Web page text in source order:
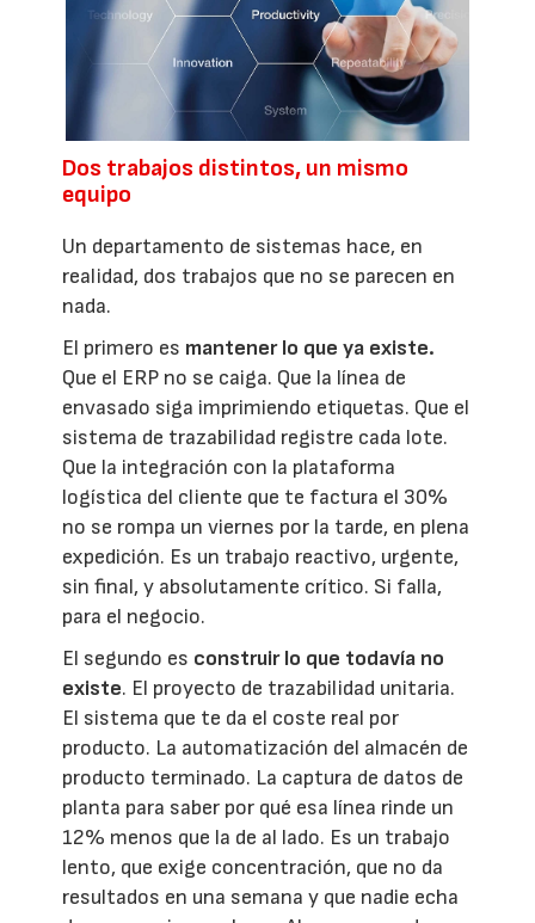
Dos trabajos distintos, un mismo
equipo
Un departamento de sistemas hace, en
realidad, dos trabajos que no se parecen en
nada.
El primero es mantener lo que ya existe.
Que el ERP no se caiga. Que la línea de
envasado siga imprimiendo etiquetas. Que el
sistema de trazabilidad registre cada lote.
Que la integración con la plataforma
logística del cliente que te factura el 30%
no se rompa un viernes por la tarde, en plena
expedición. Es un trabajo reactivo, urgente,
sin final, y absolutamente crítico. Si falla,
para el negocio.
El segundo es construir lo que todavía no
existe. El proyecto de trazabilidad unitaria.
El sistema que te da el coste real por
producto. La automatización del almacén de
producto terminado. La captura de datos de
planta para saber por qué esa línea rinde un
12% menos que la de al lado. Es un trabajo
lento, que exige concentración, que no da
resultados en una semana y que nadie echa